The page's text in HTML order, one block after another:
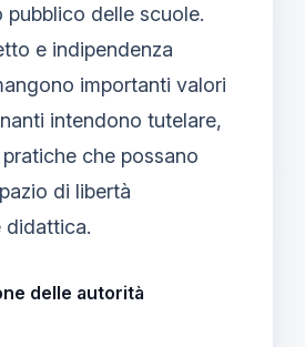
delle scuole.
e indipendenza
importanti valori
intendono tutelare,
che possano
di libertà
didattica.
delle autorità